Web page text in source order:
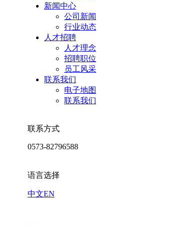
新闻中心
公司新闻
行业动态
人才招聘
人才理念
招聘职位
员工风采
联系我们
电子地图
联系我们
联系方式
0573-82796588
语言选择
中文EN